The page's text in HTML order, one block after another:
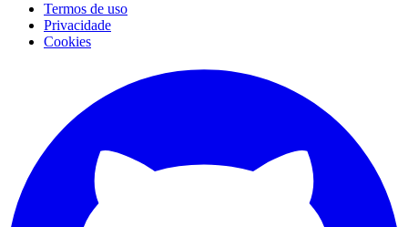
Termos de uso
Privacidade
Cookies